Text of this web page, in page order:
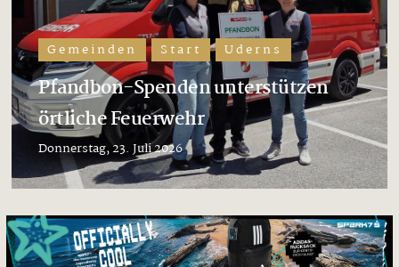
Gemeinden Start Uderns
Pfandbon-Spenden unterstützen
örtliche Feuerwehr
Donnerstag, 23. Juli 2026